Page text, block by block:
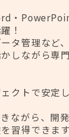
・
！
タ管理など
しながら専
ェクトで安定
ながら、開
習得できます